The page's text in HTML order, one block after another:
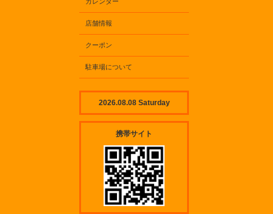
店舗情報
クーポン
駐車場について
2026.08.08 Saturday
携帯サイト